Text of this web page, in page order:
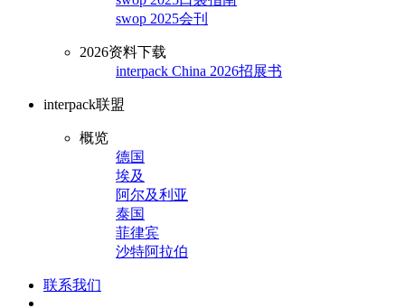
swop 2025会刊
2026资料下载
interpack China 2026招展书
interpack联盟
概览
德国
埃及
阿尔及利亚
泰国
菲律宾
沙特阿拉伯
联系我们